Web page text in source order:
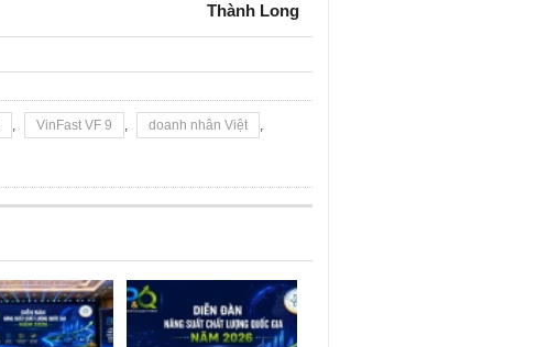
Thành Long
, VinFast VF 9 , doanh nhân Việt ,